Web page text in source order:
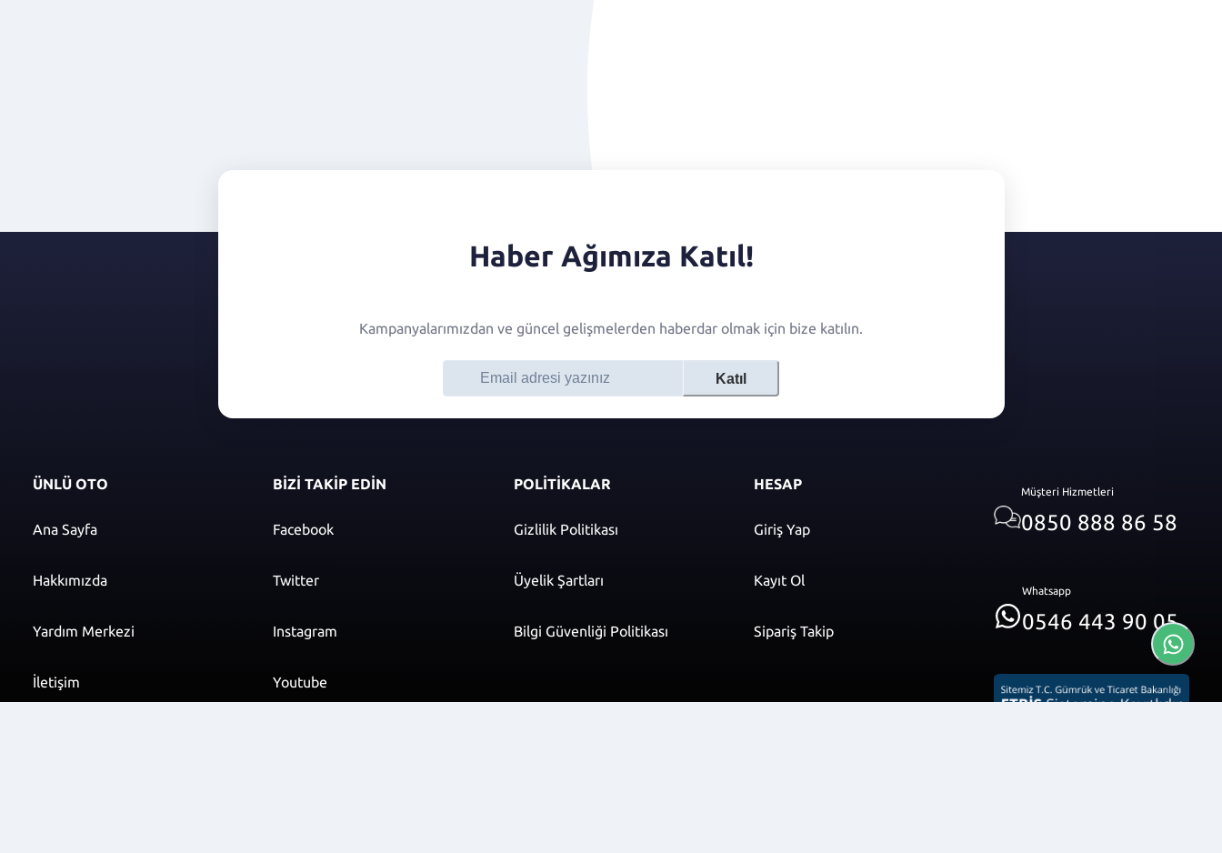
Haber Ağımıza Katıl!
Kampanyalarımızdan ve güncel gelişmelerden haberdar olmak için bize katılın.
Katıl
ÜNLÜ OTO
Ana Sayfa
Hakkımızda
Yardım Merkezi
İletişim
BİZİ TAKİP EDİN
Facebook
Twitter
Instagram
Youtube
POLİTİKALAR
Gizlilik Politikası
Üyelik Şartları
Bilgi Güvenliği Politikası
HESAP
Giriş Yap
Kayıt Ol
Sipariş Takip
Müşteri Hizmetleri
0850 888 86 58
Whatsapp
0546 443 90 05